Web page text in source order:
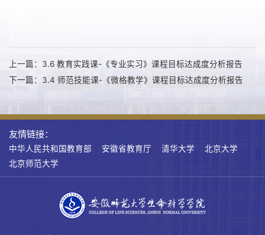
上一篇：3.6 教育实践课-《专业实习》课程目标达成度分析报告
下一篇：3.4 师范技能课-《微格教学》课程目标达成度分析报告
友情链接：
中华人民共和国教育部 安徽省教育厅 清华大学
北京大学
北京师范大学